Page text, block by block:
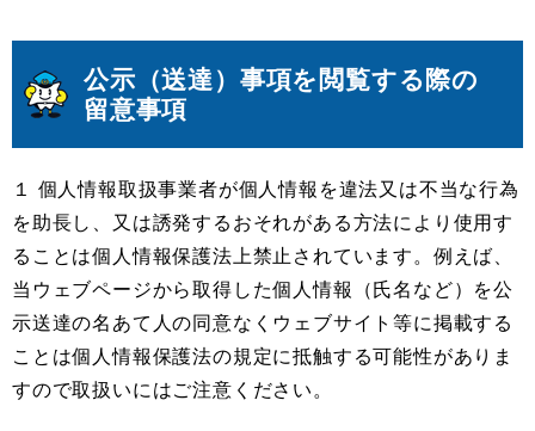
公示（送達）事項を閲覧する際の
留意事項
１ 個人情報取扱事業者が個人情報を違法又は不当な行為
を助長し、又は誘発するおそれがある方法により使用す
ることは個人情報保護法上禁止されています。例えば、
当ウェブページから取得した個人情報（氏名など）を公
示送達の名あて人の同意なくウェブサイト等に掲載する
ことは個人情報保護法の規定に抵触する可能性がありま
すので取扱いにはご注意ください。